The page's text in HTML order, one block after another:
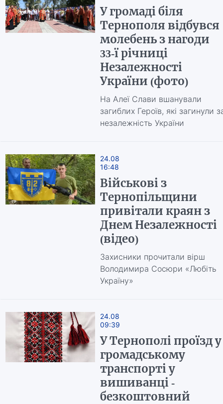
У громаді біля
Тернополя відбувся
молебень з нагоди
33-ї річниці
Незалежності
України (фото)
На Алеї Слави вшанували
загиблих Героїв, які загинули
незалежність України
24.08
16:48
Військові з
Тернопільщини
привітали краян з
Днем Незалежності
(відео)
Захисники прочитали вірш
Володимира Сосюри «Любіть
Україну»
24.08
09:39
У Тернополі проїзд у
громадському
транспорті у
вишиванці -
безкоштовний